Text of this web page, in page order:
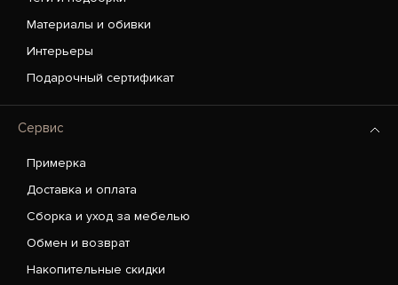
Материалы и обивки
Интерьеры
Подарочный сертификат
Сервис
Примерка
Доставка и оплата
Сборка и уход за мебелью
Обмен и возврат
Накопительные скидки